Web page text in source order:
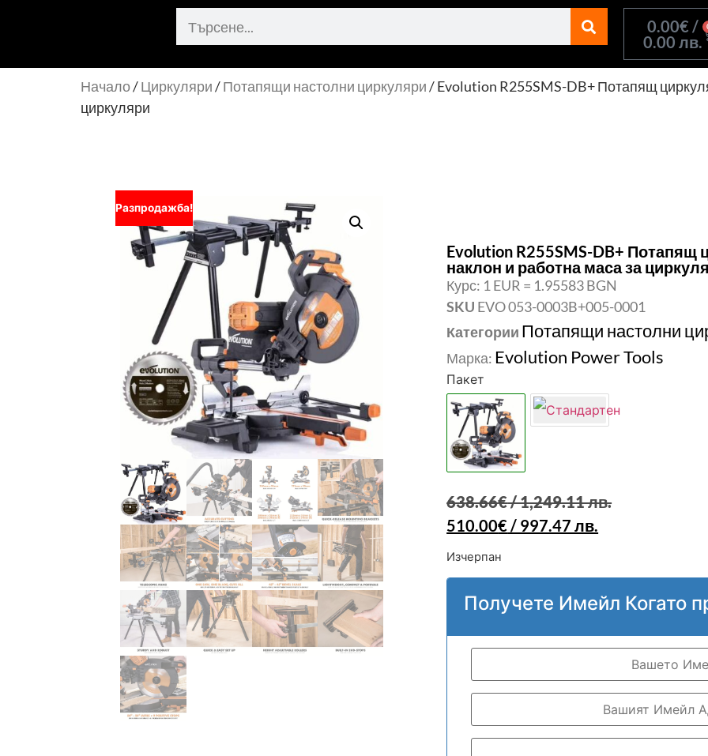
0.00€ /
0.00 лв.
Начало/Циркуляри/Потапящи настолни циркуляри/ Evolution R255SMS-DB+ Потапящ
циркуляри
Разпродажба!
Evolution R255SMS-DB+ Потапящ
наклон и работна маса за
Курс: 1 EUR = 1.95583 BGN
SKU EVO 053-0003B+005-0001
Категории Потапящи настолни
Марка: Evolution Power Tools
Пакет
638.66€/ 1,249.11 лв.
510.00€/ 997.47 лв.
Изчерпан
Получете Имейл Когато